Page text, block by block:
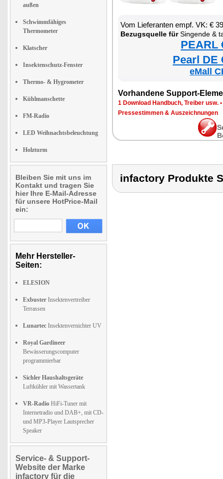
außen
Schwimmfähiges
Thermometer
Klatscher
Insektenschutz-Fenster
Thermo- & Hygrometer
Kühlmanschette
FM-Radio
LED Weihnachtsbeleuchtung
Holzturm
Bleiben Sie mit uns im
Kontakt und tragen Sie
hier Ihre E-Mail-Adresse
für unsere HotPrice-Mail
ein:
Mehr Hersteller-
Seiten:
ELESION
Exbuster Insektenvertreiber
Terrassen
Lunartec Insektenvernichter UV
Royal Gardineer
Bewässerungscomputer
programmierbar
Sichler Haushaltsgeräte
Luftkühler mit Wassertank
VR-Radio HiFi-Tuner mit
Internetradio und DAB+, mit CD-
und MP3-Player Lautsprecher
Speaker
Service- & Support-
Website der Marke
infactory für die
Vom Lieferanten empf. VK: €
Bezugsquelle fürSingende &
PEARL
Pearl DE
eMall
Vorhandene Support-
1 Download Handbuch, Treiber usw. •
Pressestimmen & Auszeichnungen
infactory Produkte